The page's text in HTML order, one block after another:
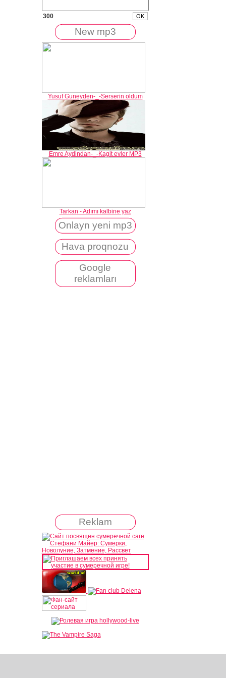
300
New mp3
Yusuf Guneyden-_-Serserin oldum
Emre Aydindan-_-Kagit evler MP3
Tarkan - Adımı kalbine yaz
Onlayn yeni mp3
Hava proqnozu
Google
reklamları
Reklam